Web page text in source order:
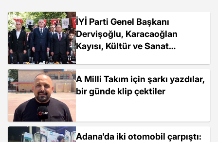
İYİ Parti Genel Başkanı
Dervişoğlu, Karacaoğlan
Kayısı, Kültür ve Sanat
A Milli Takım için şarkı yazdılar,
bir günde klip çektiler
Adana'da iki otomobil çarpıştı: